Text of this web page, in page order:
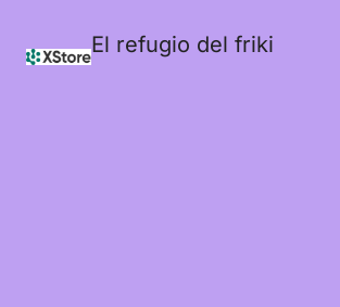
El refugio del friki